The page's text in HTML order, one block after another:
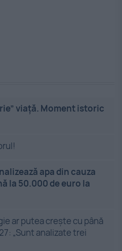
viață. Moment istoric
apa din cauza
la 50.000 de euro la
ar putea crește cu până
„Sunt analizate trei